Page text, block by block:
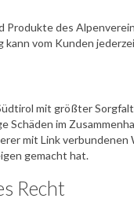
des
kann vom Kunden
mit größter
Schäden im
mit Link
gemacht hat.
Recht